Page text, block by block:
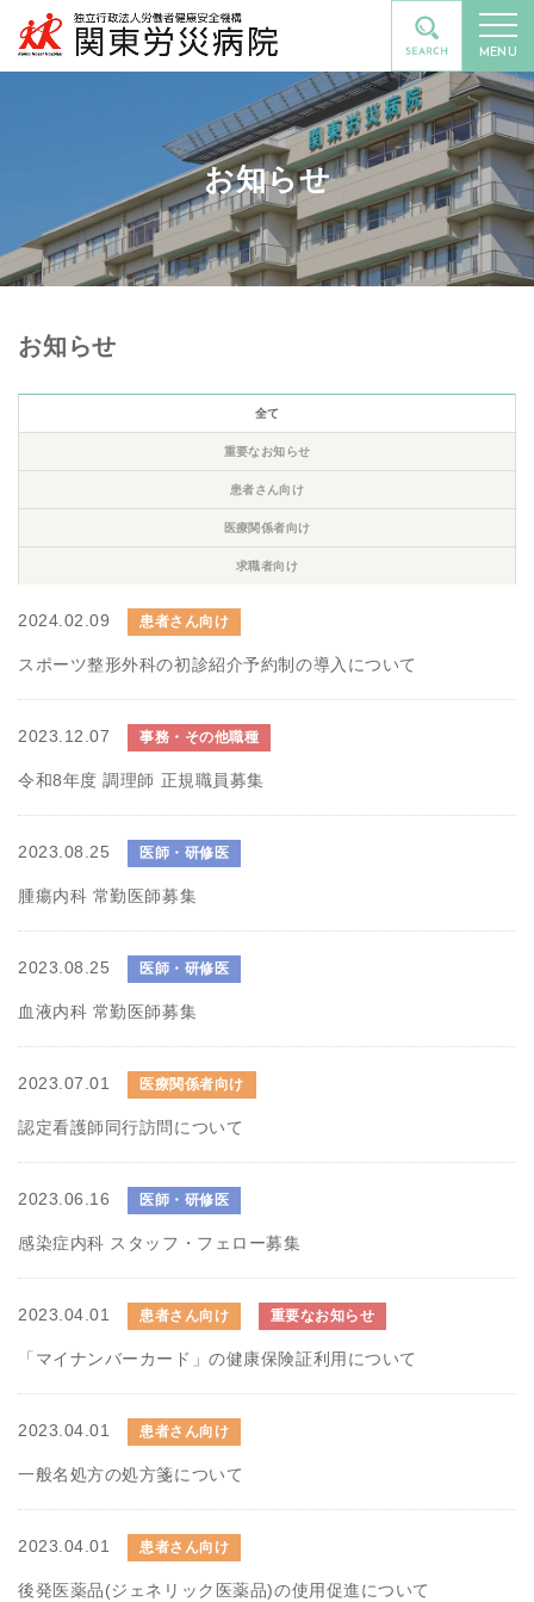
MENU
お知らせ
お知らせ
全て
重要なお知らせ
患者さん向け
医療関係者向け
求職者向け
2024.02.09 患者さん向け
スポーツ整形外科の初診紹介予約制の導入について
2023.12.07 事務・その他職種
令和8年度 調理師 正規職員募集
2023.08.25 医師・研修医
腫瘍内科 常勤医師募集
2023.08.25 医師・研修医
血液内科 常勤医師募集
2023.07.01 医療関係者向け
認定看護師同行訪問について
2023.06.16 医師・研修医
感染症内科 スタッフ・フェロー募集
2023.04.01 患者さん向け 重要なお知らせ
「マイナンバーカード」の健康保険証利用について
2023.04.01 患者さん向け
一般名処方の処方箋について
2023.04.01 患者さん向け
後発医薬品(ジェネリック医薬品)の使用促進について